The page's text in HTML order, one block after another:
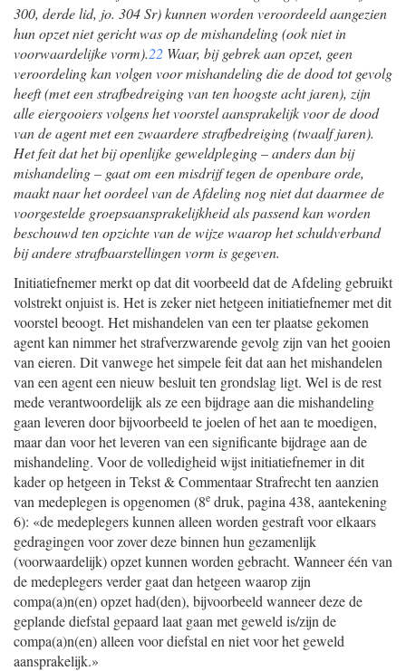
300, derde lid, jo. 304 Sr) kunnen worden veroordeeld aangezien
hun opzet niet gericht was op de mishandeling (ook niet in
voorwaardelijke vorm).22 Waar, bij gebrek aan opzet, geen
veroordeling kan volgen voor mishandeling die de dood tot gevolg
heeft (met een strafbedreiging van ten hoogste acht jaren), zijn
alle eiergooiers volgens het voorstel aansprakelijk voor de dood
van de agent met een zwaardere strafbedreiging (twaalf jaren).
Het feit dat het bij openlijke geweldpleging – anders dan bij
mishandeling – gaat om een misdrijf tegen de openbare orde,
maakt naar het oordeel van de Afdeling nog niet dat daarmee de
voorgestelde groepsaansprakelijkheid als passend kan worden
beschouwd ten opzichte van de wijze waarop het schuldverband
bij andere strafbaarstellingen vorm is gegeven.
Initiatiefnemer merkt op dat dit voorbeeld dat de Afdeling gebruikt
volstrekt onjuist is. Het is zeker niet hetgeen initiatiefnemer met dit
voorstel beoogt. Het mishandelen van een ter plaatse gekomen
agent kan nimmer het strafverzwarende gevolg zijn van het gooien
van eieren. Dit vanwege het simpele feit dat aan het mishandelen
van een agent een nieuw besluit ten grondslag ligt. Wel is de rest
mede verantwoordelijk als ze een bijdrage aan die mishandeling
gaan leveren door bijvoorbeeld te joelen of het aan te moedigen,
maar dan voor het leveren van een significante bijdrage aan de
mishandeling. Voor de volledigheid wijst initiatiefnemer in dit
kader op hetgeen in Tekst & Commentaar Strafrecht ten aanzien
van medeplegen is opgenomen (8e druk, pagina 438, aantekening
6): «de medeplegers kunnen alleen worden gestraft voor elkaars
gedragingen voor zover deze binnen hun gezamenlijk
(voorwaardelijk) opzet kunnen worden gebracht. Wanneer één van
de medeplegers verder gaat dan hetgeen waarop zijn
compa(a)n(en) opzet had(den), bijvoorbeeld wanneer deze de
geplande diefstal gepaard laat gaan met geweld is/zijn de
compa(a)n(en) alleen voor diefstal en niet voor het geweld
aansprakelijk.»